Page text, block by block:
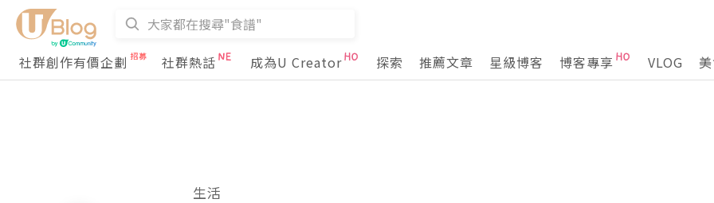
社群創作有價企劃
社群熱話 成為U Creator 探索 推薦文章 星級博客 博客專享 VLOG
生活